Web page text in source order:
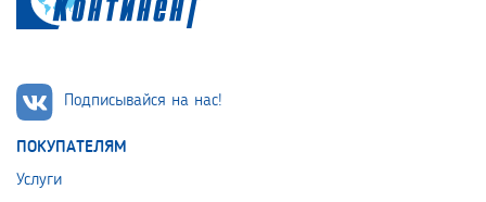
Подписывайся на нас!
ПОКУПАТЕЛЯМ
Услуги